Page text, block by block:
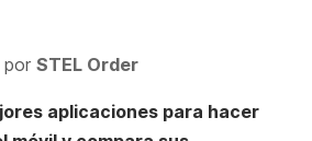
por STEL Order
aplicaciones para hacer